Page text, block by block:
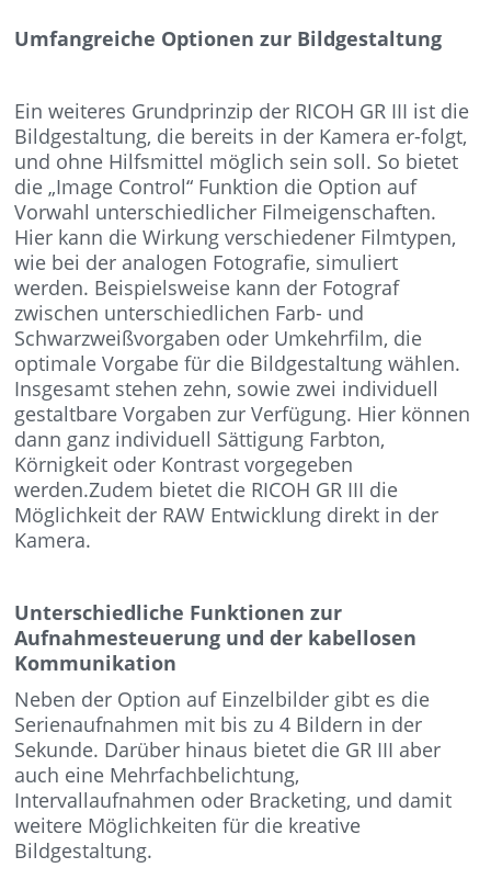
Umfangreiche Optionen zur Bildgestaltung
Ein weiteres Grundprinzip der RICOH GR III ist die
Bildgestaltung, die bereits in der Kamera er-folgt,
und ohne Hilfsmittel möglich sein soll. So bietet
die „Image Control“ Funktion die Option auf
Vorwahl unterschiedlicher Filmeigenschaften.
Hier kann die Wirkung verschiedener Filmtypen,
wie bei der analogen Fotografie, simuliert
werden. Beispielsweise kann der Fotograf
zwischen unterschiedlichen Farb- und
Schwarzweißvorgaben oder Umkehrfilm, die
optimale Vorgabe für die Bildgestaltung wählen.
Insgesamt stehen zehn, sowie zwei individuell
gestaltbare Vorgaben zur Verfügung. Hier können
dann ganz individuell Sättigung Farbton,
Körnigkeit oder Kontrast vorgegeben
werden.Zudem bietet die RICOH GR III die
Möglichkeit der RAW Entwicklung direkt in der
Kamera.
Unterschiedliche Funktionen zur
Aufnahmesteuerung und der kabellosen
Kommunikation
Neben der Option auf Einzelbilder gibt es die
Serienaufnahmen mit bis zu 4 Bildern in der
Sekunde. Darüber hinaus bietet die GR III aber
auch eine Mehrfachbelichtung,
Intervallaufnahmen oder Bracketing, und damit
weitere Möglichkeiten für die kreative
Bildgestaltung.